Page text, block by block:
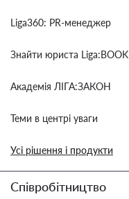
Liga360: PR-менеджер
Знайти юриста Liga:BOOK
Академія ЛІГА:ЗАКОН
Теми в центрі уваги
Усі рішення і продукти
Співробітництво